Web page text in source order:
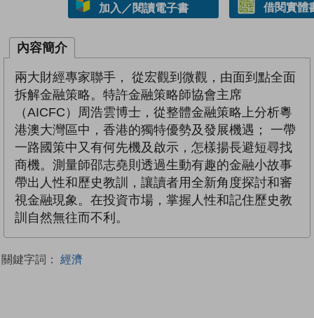
加入／閱讀電子書 借閱實體
內容簡介
兩大財經專家聯手， 從宏觀到微觀，由面到點全面
拆解金融策略。特許金融策略師協會主席
（AICFC）周浩雲博士，從整體金融策略上分析粵
港澳大灣區中，香港的獨特優勢及發展機遇； 一帶
一路國策中又有何先機及啟示，怎樣揚長避短尋找
商機。測量師邵志堯則透過生動有趣的金融小故事
帶出人性和歷史教訓，讓讀者用全新角度探討和審
視金融現象。在投資市場，掌握人性和記住歷史教
訓自然無往而不利。
關鍵字詞： 經濟